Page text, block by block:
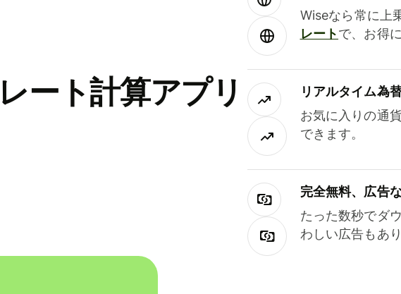
ート計算アプリ
Wiseなら常に上
レートで、お得
リアルタイム為
お気に入りの通
できます。
完全無料、広告
たった数秒でダ
わしい広告もあ